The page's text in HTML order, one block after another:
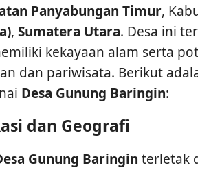
Panyabungan Timur,
, Sumatera Utara. Desa ini
kekayaan alam serta
dan pariwisata. Berikut
Desa Gunung Baringin:
dan Geografi
Gunung Baringin terletak